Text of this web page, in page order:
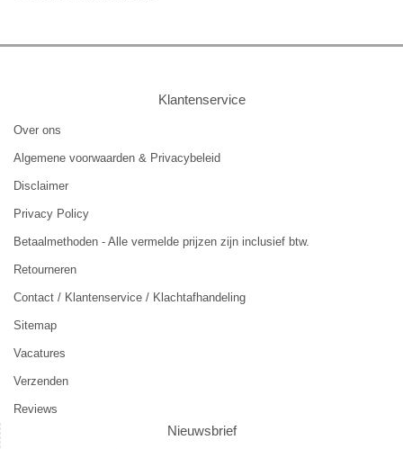
Klantenservice
Over ons
Algemene voorwaarden & Privacybeleid
Disclaimer
Privacy Policy
Betaalmethoden - Alle vermelde prijzen zijn inclusief btw.
Retourneren
Contact / Klantenservice / Klachtafhandeling
Sitemap
Vacatures
Verzenden
Reviews
Nieuwsbrief